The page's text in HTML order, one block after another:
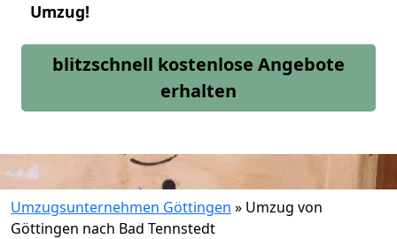
Umzug!
blitzschnell kostenlose Angebote
erhalten
Umzugsunternehmen Göttingen » Umzug von
Göttingen nach Bad Tennstedt